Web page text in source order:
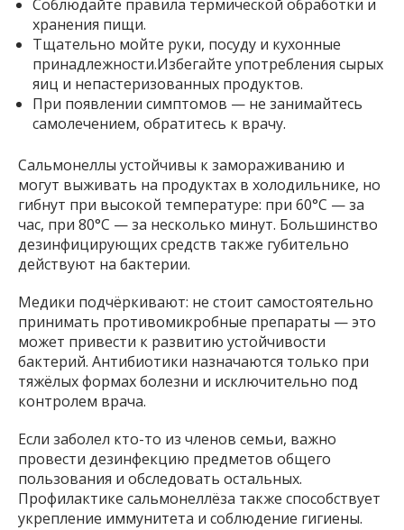
Соблюдайте правила термической обработки и
хранения пищи.
Тщательно мойте руки, посуду и кухонные
принадлежности.Избегайте употребления сырых
яиц и непастеризованных продуктов.
При появлении симптомов — не занимайтесь
самолечением, обратитесь к врачу.
Сальмонеллы устойчивы к замораживанию и
могут выживать на продуктах в холодильнике, но
гибнут при высокой температуре: при 60°C — за
час, при 80°C — за несколько минут. Большинство
дезинфицирующих средств также губительно
действуют на бактерии.
Медики подчёркивают: не стоит самостоятельно
принимать противомикробные препараты — это
может привести к развитию устойчивости
бактерий. Антибиотики назначаются только при
тяжёлых формах болезни и исключительно под
контролем врача.
Если заболел кто-то из членов семьи, важно
провести дезинфекцию предметов общего
пользования и обследовать остальных.
Профилактике сальмонеллёза также способствует
укрепление иммунитета и соблюдение гигиены.